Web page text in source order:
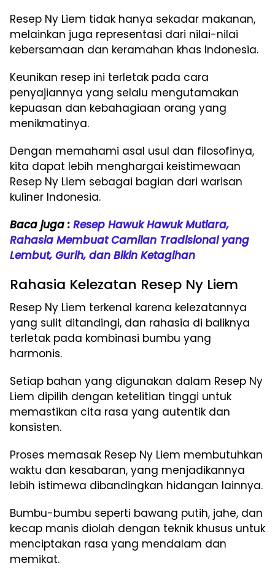
Resep Ny Liem tidak hanya sekadar makanan,
melainkan juga representasi dari nilai-nilai
kebersamaan dan keramahan khas Indonesia.
Keunikan resep ini terletak pada cara
penyajiannya yang selalu mengutamakan
kepuasan dan kebahagiaan orang yang
menikmatinya.
Dengan memahami asal usul dan filosofinya,
kita dapat lebih menghargai keistimewaan
Resep Ny Liem sebagai bagian dari warisan
kuliner Indonesia.
Baca juga : Resep Hawuk Hawuk Mutiara,
Rahasia Membuat Camilan Tradisional yang
Lembut, Gurih, dan Bikin Ketagihan
Rahasia Kelezatan Resep Ny Liem
Resep Ny Liem terkenal karena kelezatannya
yang sulit ditandingi, dan rahasia di baliknya
terletak pada kombinasi bumbu yang
harmonis.
Setiap bahan yang digunakan dalam Resep Ny
Liem dipilih dengan ketelitian tinggi untuk
memastikan cita rasa yang autentik dan
konsisten.
Proses memasak Resep Ny Liem membutuhkan
waktu dan kesabaran, yang menjadikannya
lebih istimewa dibandingkan hidangan lainnya.
Bumbu-bumbu seperti bawang putih, jahe, dan
kecap manis diolah dengan teknik khusus untuk
menciptakan rasa yang mendalam dan
memikat.